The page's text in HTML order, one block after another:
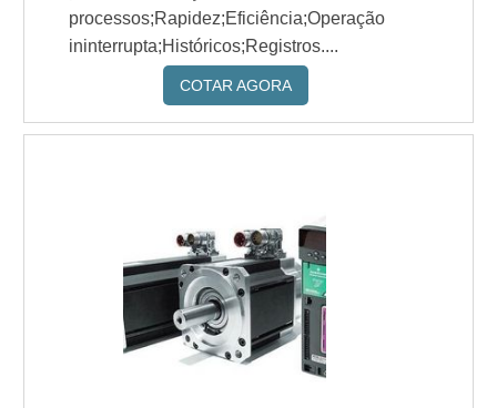
processos;Rapidez;Eficiência;Operação
ininterrupta;Históricos;Registros....
COTAR AGORA